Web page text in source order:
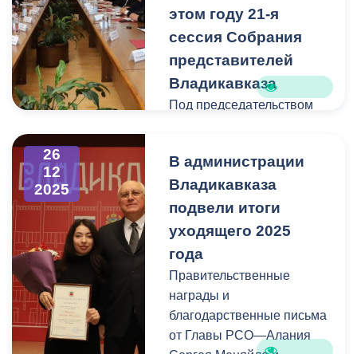
администрации,
приглашенные члены
Комиссии.
Участники заседания
организацию
профилактической
работы. Открывая
заседание, Вячеслав
обеспокоенность
количеством случаев
распространения
запрещенных веществ
среди молодежи и
этом году 21-я
сессия Собрания
представителей
Владикавказа
Под председательством
заключительная в этом
году 21-я сессия
Собрания представителей
В ее работе приняли
участие мэр Владикавказа
Вячеслав Мильдзихов и
его заместитель Отар
Цаболов.
26
12
2025
В администрации
Владикавказа
подвели итоги
уходящего 2025
года
Правительственные
награды и
благодарственные письма
от Главы РСО—Алания